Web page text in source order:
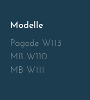
Modelle
Pagode W113
MB W110
MB W111
Slovakia
Slovenia